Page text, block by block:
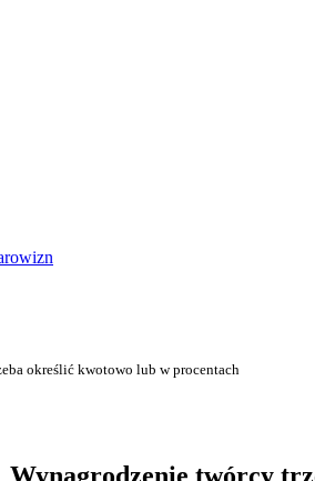
do serwisu
określić kwotowo lub w procentach